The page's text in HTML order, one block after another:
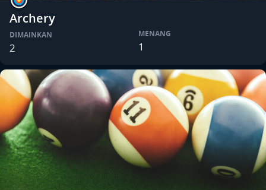
Archery
DIMAINKAN
2
MENANG
1